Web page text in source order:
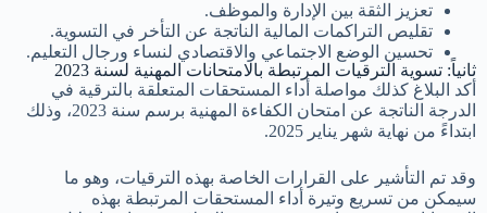
تعزيز الثقة بين الإدارة والموظف.
تقليص التراكمات المالية الناتجة عن التأخر في التسوية.
تحسين الوضع الاجتماعي والاقتصادي لنساء ورجال التعليم.
ثانياً: تسوية الترقيات المرتبطة بالامتحانات المهنية لسنة 2023
أكد البلاغ كذلك مواصلة أداء المستحقات المتعلقة بالترقية في
الدرجة الناتجة عن امتحان الكفاءة المهنية برسم سنة 2023، وذلك
ابتداءً من نهاية شهر يناير 2025.
وقد تم التأشير على القرارات الخاصة بهذه الترقيات، وهو ما
سيمكن من تسريع وتيرة أداء المستحقات المرتبطة بهذه